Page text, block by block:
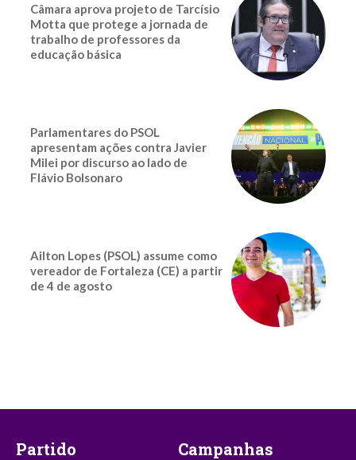
Câmara aprova projeto de Tarcísio
Motta que protege a jornada de
trabalho de professores da
educação básica
Parlamentares do PSOL
apresentam ações contra Javier
Milei por discurso ao lado de
Flávio Bolsonaro
Ailton Lopes (PSOL) assume como
vereador de Fortaleza (CE) a partir
de 4 de agosto
Partido Campanhas